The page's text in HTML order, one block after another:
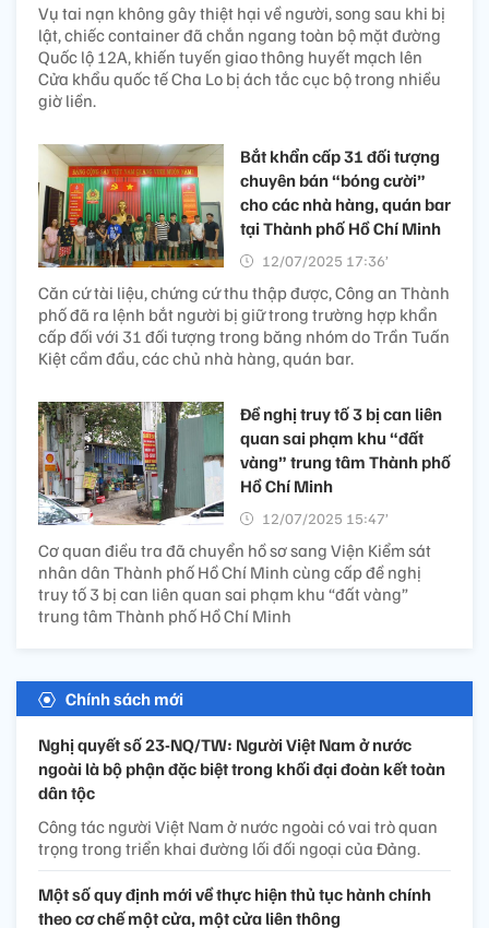
Vụ tai nạn không gây thiệt hại về người, song sau khi bị
lật, chiếc container đã chắn ngang toàn bộ mặt đường
Quốc lộ 12A, khiến tuyến giao thông huyết mạch lên
Cửa khẩu quốc tế Cha Lo bị ách tắc cục bộ trong nhiều
giờ liền.
Bắt khẩn cấp 31 đối tượng
chuyên bán “bóng cười”
cho các nhà hàng, quán bar
tại Thành phố Hồ Chí Minh
12/07/2025 17:36’
Căn cứ tài liệu, chứng cứ thu thập được, Công an Thành
phố đã ra lệnh bắt người bị giữ trong trường hợp khẩn
cấp đối với 31 đối tượng trong băng nhóm do Trần Tuấn
Kiệt cầm đầu, các chủ nhà hàng, quán bar.
Đề nghị truy tố 3 bị can liên
quan sai phạm khu “đất
vàng” trung tâm Thành phố
Hồ Chí Minh
12/07/2025 15:47’
Cơ quan điều tra đã chuyển hồ sơ sang Viện Kiểm sát
nhân dân Thành phố Hồ Chí Minh cùng cấp đề nghị
truy tố 3 bị can liên quan sai phạm khu “đất vàng”
trung tâm Thành phố Hồ Chí Minh
Chính sách mới
Nghị quyết số 23-NQ/TW: Người Việt Nam ở nước
ngoài là bộ phận đặc biệt trong khối đại đoàn kết toàn
dân tộc
Công tác người Việt Nam ở nước ngoài có vai trò quan
trọng trong triển khai đường lối đối ngoại của Đảng.
Một số quy định mới về thực hiện thủ tục hành chính
theo cơ chế một cửa, một cửa liên thông